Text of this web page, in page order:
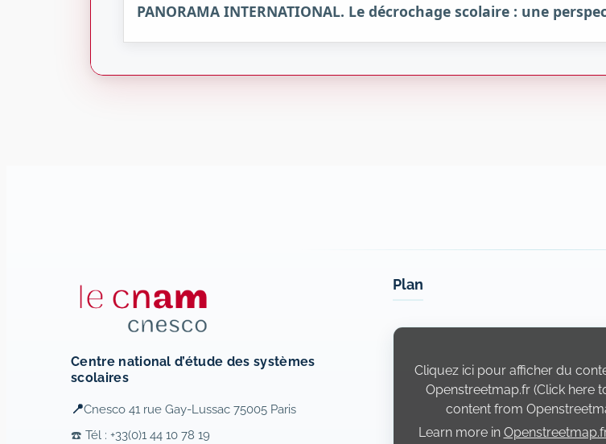
PANORAMA INTERNATIONAL. Le décrochage scolaire : une
Centre national d’étude des systèmes
scolaires
📍Cnesco 41 rue Gay-Lussac 75005 Paris
☎️ Tél : +33(0)1 44 10 78 19
Plan
Display
Openstreetmap.fr
Cliquez ici pour afficher du
Openstreetmap.fr (Click here
content from
Learn more in